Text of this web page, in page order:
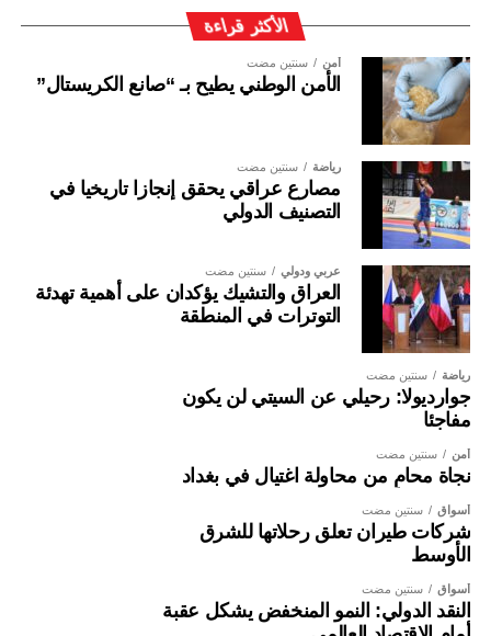
الأكثر قراءة
أمن سنتين مضت
الأمن الوطني يطيح بـ “صانع الكريستال”
رياضة سنتين مضت
مصارع عراقي يحقق إنجازا تاريخيا في
التصنيف الدولي
عربي ودولي سنتين مضت
العراق والتشيك يؤكدان على أهمية تهدئة
التوترات في المنطقة
رياضة سنتين مضت
جوارديولا: رحيلي عن السيتي لن يكون
مفاجئا
أمن سنتين مضت
نجاة محامٍ من محاولة اغتيال في بغداد
أسواق سنتين مضت
شركات طيران تعلق رحلاتها للشرق
الأوسط
أسواق سنتين مضت
النقد الدولي: النمو المنخفض يشكل عقبة